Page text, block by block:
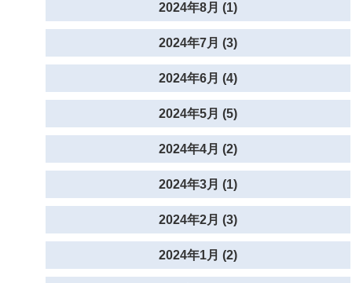
2024年8月 (1)
2024年7月 (3)
2024年6月 (4)
2024年5月 (5)
2024年4月 (2)
2024年3月 (1)
2024年2月 (3)
2024年1月 (2)